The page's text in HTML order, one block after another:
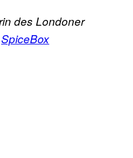
des Londoner
SpiceBox